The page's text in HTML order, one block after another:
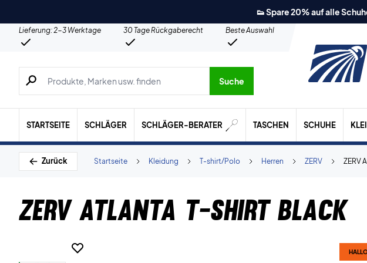
👟 Spare 20% auf alle
Lieferung: 2-3 Werktage 30 Tage Rückgaberecht
Beste Auswahl
Suche nach Produkten, Marken usw.
Suche
STARTSEITE SCHLÄGER SCHLÄGER-BERATER TASCHEN SCHUHE
Zurück ZERV
ZERV
Herren
T-shirt/Polo
Kleidung
Startseite
ZERV Atlanta T-shirt Black